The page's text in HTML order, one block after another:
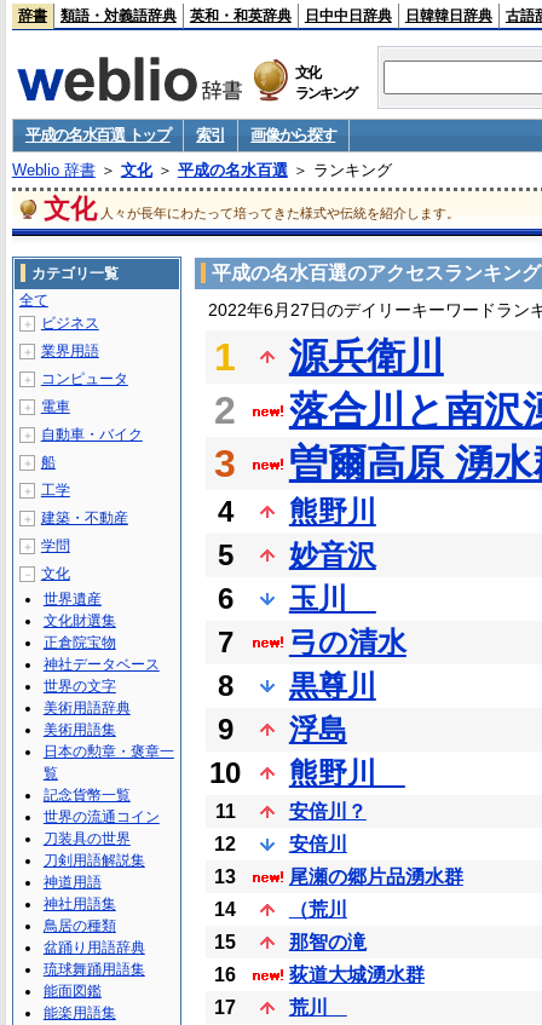
辞書 類語・対義語辞典 英和・和英辞典 日中中日辞典 日韓韓日辞典 古語
文化
ランキング
平成の名水百選 トップ 索引
画像から探す
Weblio 辞書＞ 文化＞ 平成の名水百選＞ ランキング
文化 人々が長年にわたって培ってきた様式や伝統を紹介します。
平成の名水百選のアクセスランキング
2022年6月27日のデイリーキーワードラン
1
源兵衛川
2
落合川と南沢
3
曽爾高原 湧水
4
熊野川
5
妙音沢
6
玉川
7
弓の清水
8
黒尊川
9
浮島
10
熊野川
11
安倍川？
12
安倍川
13
尾瀬の郷片品湧水群
14
（荒川
15
那智の滝
16
荻道大城湧水群
17
荒川
カテゴリ一覧
全て
＋ ビジネス
＋ 業界用語
＋ コンピュータ
＋ 電車
＋ 自動車・バイク
＋ 船
＋ 工学
＋ 建築・不動産
＋ 学問
－
文化
世界遺産
文化財選集
正倉院宝物
神社データベース
世界の文字
美術用語辞典
美術用語集
日本の勲章・褒章一
覧
記念貨幣一覧
世界の流通コイン
刀装具の世界
刀剣用語解説集
神道用語
神社用語集
鳥居の種類
盆踊り用語辞典
琉球舞踊用語集
能面図鑑
能楽用語集